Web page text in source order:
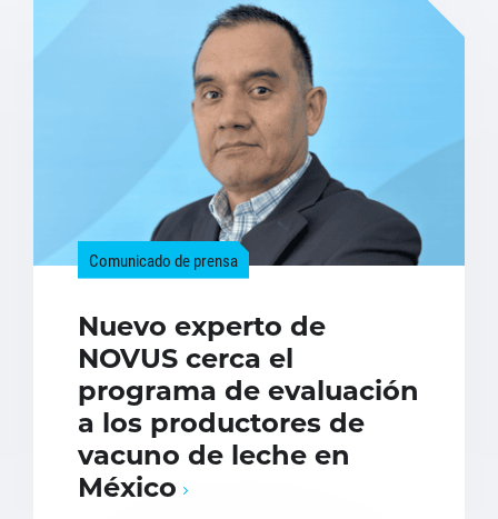
Comunicado de prensa
Nuevo experto de
NOVUS cerca el
programa de evaluación
a los productores de
vacuno de leche en
México